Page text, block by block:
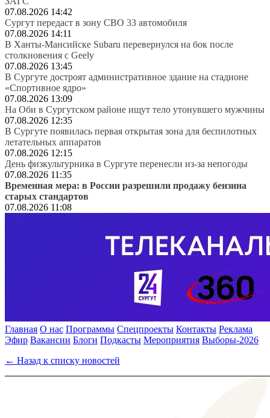
07.08.2026 14:42
Сургут передаст в зону СВО 33 автомобиля
07.08.2026 14:11
В Ханты-Мансийске Subaru перевернулся на бок после
столкновения с Geely
07.08.2026 13:45
В Сургуте достроят административное здание на стадионе
«Спортивное ядро»
07.08.2026 13:09
На Оби в Сургутском районе ищут тело утонувшего мужчины
07.08.2026 12:35
В Сургуте появилась первая открытая зона для беспилотных
летательных аппаратов
07.08.2026 12:15
День физкультурника в Сургуте перенесли из-за непогоды
07.08.2026 11:35
Временная мера: в России разрешили продажу бензина
старых стандартов
07.08.2026 11:08
Главная О нас Программы Спецпроекты Контакты Реклама
Эфир Вакансии Блоги Подкасты Мероприятия Выборы-2026
← Назад к списку новостей